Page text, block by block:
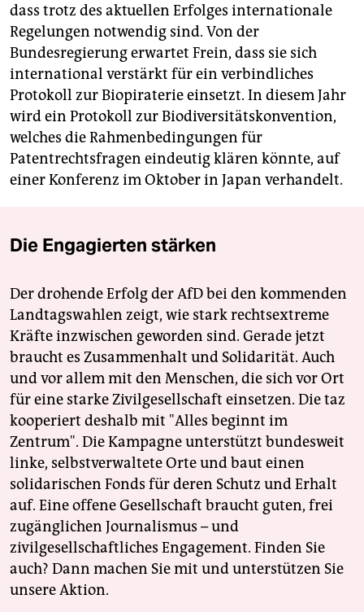
dass trotz des aktuellen Erfolges internationale
Regelungen notwendig sind. Von der
Bundesregierung erwartet Frein, dass sie sich
international verstärkt für ein verbindliches
Protokoll zur Biopiraterie einsetzt. In diesem Jahr
wird ein Protokoll zur Biodiversitätskonvention,
welches die Rahmenbedingungen für
Patentrechtsfragen eindeutig klären könnte, auf
einer Konferenz im Oktober in Japan verhandelt.
Die Engagierten stärken
Der drohende Erfolg der AfD bei den kommenden
Landtagswahlen zeigt, wie stark rechtsextreme
Kräfte inzwischen geworden sind. Gerade jetzt
braucht es Zusammenhalt und Solidarität. Auch
und vor allem mit den Menschen, die sich vor Ort
für eine starke Zivilgesellschaft einsetzen. Die taz
kooperiert deshalb mit "Alles beginnt im
Zentrum". Die Kampagne unterstützt bundesweit
linke, selbstverwaltete Orte und baut einen
solidarischen Fonds für deren Schutz und Erhalt
auf. Eine offene Gesellschaft braucht guten, frei
zugänglichen Journalismus – und
zivilgesellschaftliches Engagement. Finden Sie
auch? Dann machen Sie mit und unterstützen Sie
unsere Aktion.